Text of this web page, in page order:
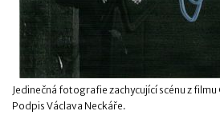
Jedinečná fotografie zachycující scénu z
Podpis Václava Neckáře.